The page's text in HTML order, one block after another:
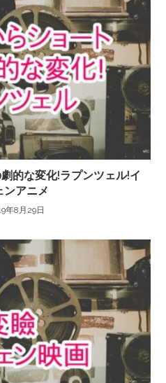
的な変化!ラプンツェル!イ
ンアニメ
年8月29日